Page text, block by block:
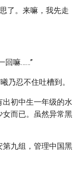
了。来嘛，我先走
回嘛……”
乃忍不住吐槽到。
初中生一年级的水
而已。虽然异常黑
九组，管理中国黑